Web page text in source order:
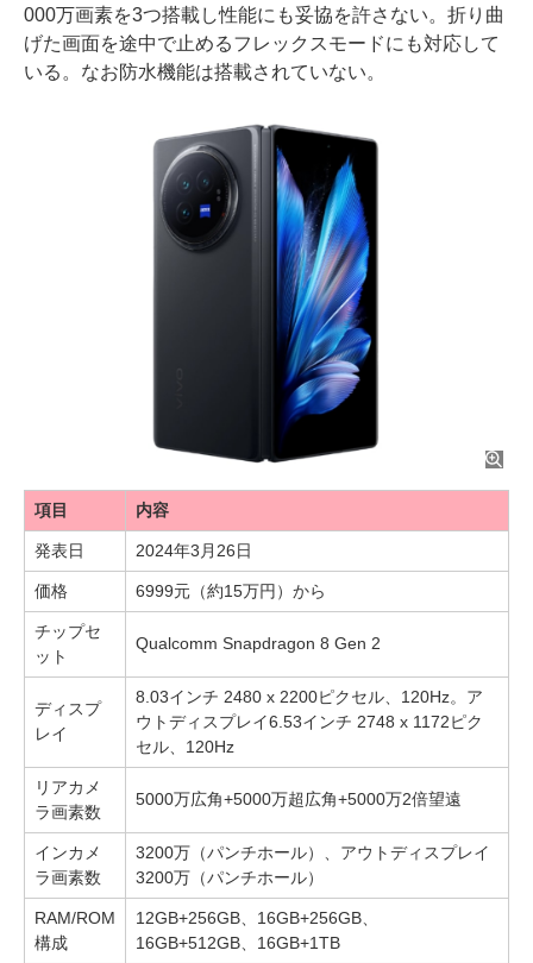
000万画素を3つ搭載し性能にも妥協を許さない。折り曲
げた画面を途中で止めるフレックスモードにも対応して
いる。なお防水機能は搭載されていない。
項目 内容
発表日 2024年3月26日
価格 6999元（約15万円）から
チップセ
ット
Qualcomm Snapdragon 8 Gen 2
ディスプ
レイ
8.03インチ 2480 x 2200ピクセル、120Hz。ア
ウトディスプレイ6.53インチ 2748 x 1172ピク
セル、120Hz
リアカメ
ラ画素数
5000万広角+5000万超広角+5000万2倍望遠
インカメ
ラ画素数
3200万（パンチホール）、アウトディスプレイ
3200万（パンチホール）
RAM/ROM
構成
12GB+256GB、16GB+256GB、
16GB+512GB、16GB+1TB